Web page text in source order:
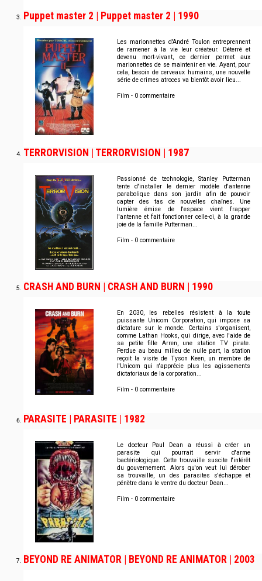
Puppet master 2 | Puppet master 2 | 1990
Les marionnettes d'André Toulon entreprennent
de ramener à la vie leur créateur. Déterré et
devenu mort-vivant, ce dernier permet aux
marionnettes de se maintenir en vie. Ayant, pour
cela, besoin de cerveaux humains, une nouvelle
série de crimes atroces va bientôt avoir lieu...
Film - 0 commentaire
TERRORVISION | TERRORVISION | 1987
Passionné de technologie, Stanley Putterman
tente d'installer le dernier modèle d'antenne
parabolique dans son jardin afin de pouvoir
capter des tas de nouvelles chaînes. Une
lumière émise de l'espace vient frapper
l'antenne et fait fonctionner celle-ci, à la grande
joie de la famille Putterman...
Film - 0 commentaire
CRASH AND BURN | CRASH AND BURN | 1990
En 2030, les rebelles résistent à la toute
puissante Unicom Corporation, qui impose sa
dictature sur le monde. Certains s'organisent,
comme Lathan Hooks, qui dirige, avec l'aide de
sa petite fille Arren, une station TV pirate.
Perdue au beau milieu de nulle part, la station
reçoit la visite de Tyson Keen, un membre de
l'Unicom qui n'apprécie plus les agissements
dictatoriaux de la corporation...
Film - 0 commentaire
PARASITE | PARASITE | 1982
Le docteur Paul Dean a réussi à créer un
parasite qui pourrait servir d'arme
bactériologique. Cette trouvaille suscite l'intérêt
du gouvernement. Alors qu'on veut lui dérober
sa trouvaille, un des parasites s'échappe et
pénètre dans le ventre du docteur Dean...
Film - 0 commentaire
BEYOND RE ANIMATOR | BEYOND RE ANIMATOR | 2003